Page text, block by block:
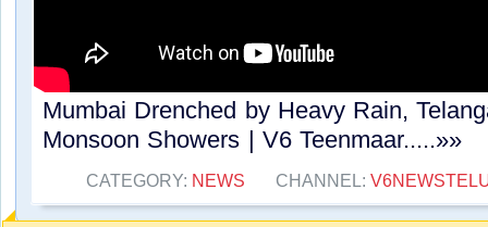
Mumbai Drenched by Heavy Rain,
Monsoon Showers | V6 Teenmaar.....»»
CATEGORY: NEWS CHANNEL: